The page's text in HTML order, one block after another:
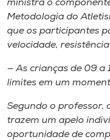
ministra o
Metodologia do
que os participantes
velocidade,
— As crianças de 09 a
limites em um
Segundo o professor,
trazem um apelo
oportunidade de